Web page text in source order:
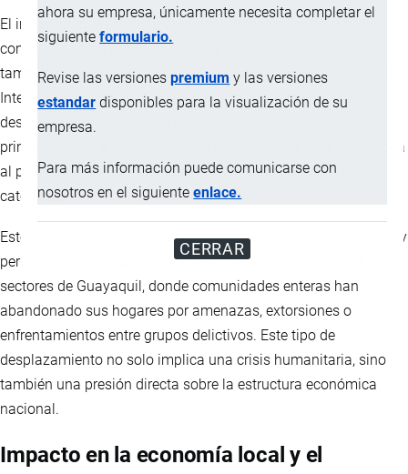
ahora su empresa, únicamente necesita completar el
siguienteformulario.
Revise las versionespremium y las versiones
estandar disponibles para la visualización de su
empresa.
Para más información puede comunicarse con
nosotros en el siguienteenlace.
CERRAR
El incremento del desplazamiento interno en Ecuador se ha
convertido en un factor de alto impacto no solo social, sino
también económico. Según el Observatorio de Desplazamiento
Interno (IDMC), en 2025 se registraron alrededor de 316.000
desplazamientos forzados dentro del país vinculados
principalmente a la violencia y el conflicto, una cifra que coloca
al país entre los más afectados de América Latina en esta
categoría.
Este fenómeno se concentra especialmente en zonas urbanas y
periurbanas con alta incidencia de criminalidad, como algunos
sectores de Guayaquil, donde comunidades enteras han
abandonado sus hogares por amenazas, extorsiones o
enfrentamientos entre grupos delictivos. Este tipo de
desplazamiento no solo implica una crisis humanitaria, sino
también una presión directa sobre la estructura económica
nacional.
Impacto en la economía local y el